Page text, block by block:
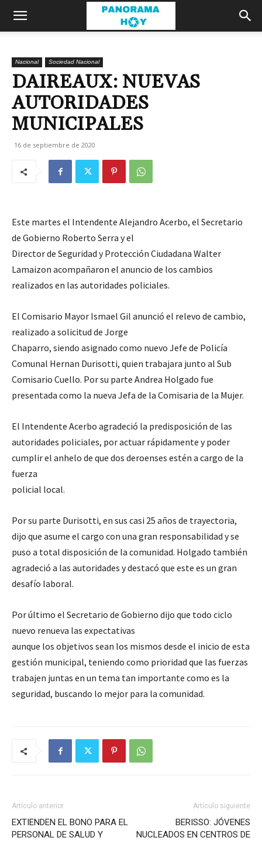
Nacional Sociedad Nacional
DAIREAUX: NUEVAS
AUTORIDADES
MUNICIPALES
16 de septiembre de 2020
Este martes el Intendente Alejandro Acerbo, el Secretario
de Gobierno Roberto Serra y el
Director de Seguridad y Protección Ciudadana Walter
Lamaizon acompañaron el anuncio de los cambios
realizados en las autoridades policiales.
El Comisario Mayor Ismael Gil anunció el relevo de cambio,
realizado a solicitud de Jorge
Chaparro, siendo asignado como nuevo Jefe de Policía
Comunal Hernan Durisotti, quien trabajara junto al Sub
Comisario Cuello. Por su parte Andrea Holgado fue
presentada como la nueva Jefa de la Comisaria de la Mujer.
El Intendente Acerbo agradeció la predisposición de las
autoridades policiales, por actuar rápidamente y poder
cumplir el anhelo de que dos deroenses estén a cargo de la
fuerza
policial local.
Por su parte Durisotti, en sus casi 25 años de trayectoria,
dijo que asume el cargo con una gran responsabilidad y se
puso a total disposición de la comunidad. Holgado también
agradeció a las autoridades y destacó que este es un gran
desafío laboral.
Por último el Secretario de Gobierno dijo que todo ciclo
nuevo renueva las expectativas
aunque los objetivos sean los mismos desde el inicio de esta
gestión municipal, teniendo como prioridad que las fuerzas
trabajen juntas en un tema tan importante como es la
seguridad, buscando lo mejor para la comunidad.
Artículo anterior
EXTIENDEN EL BONO PARA EL
PERSONAL DE SALUD Y
Artículo siguiente
BERISSO: JÓVENES
NUCLEADOS EN CENTROS DE